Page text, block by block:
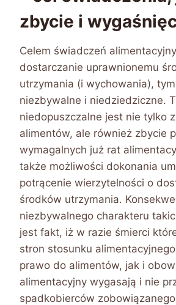
zbycie i
Celem świadczeń
dostarczanie uprawnionemu
utrzymania (i wychowania),
niezbywalne i niedziedziczne.
niedopuszczalne jest nie tylko
alimentów, ale również zbycie
wymagalnych już rat
także możliwości dokonania
potrącenie wierzytelności o
środków utrzymania.
niezbywalnego charakteru
jest fakt, iż w razie śmierci
stron stosunku
prawo do alimentów, jak i
alimentacyjny wygasają i nie
spadkobierców